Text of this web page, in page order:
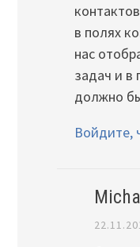
в полях
нас
задач и в
должно
Войдите,